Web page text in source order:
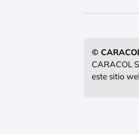
©
CARACOL
este sitio